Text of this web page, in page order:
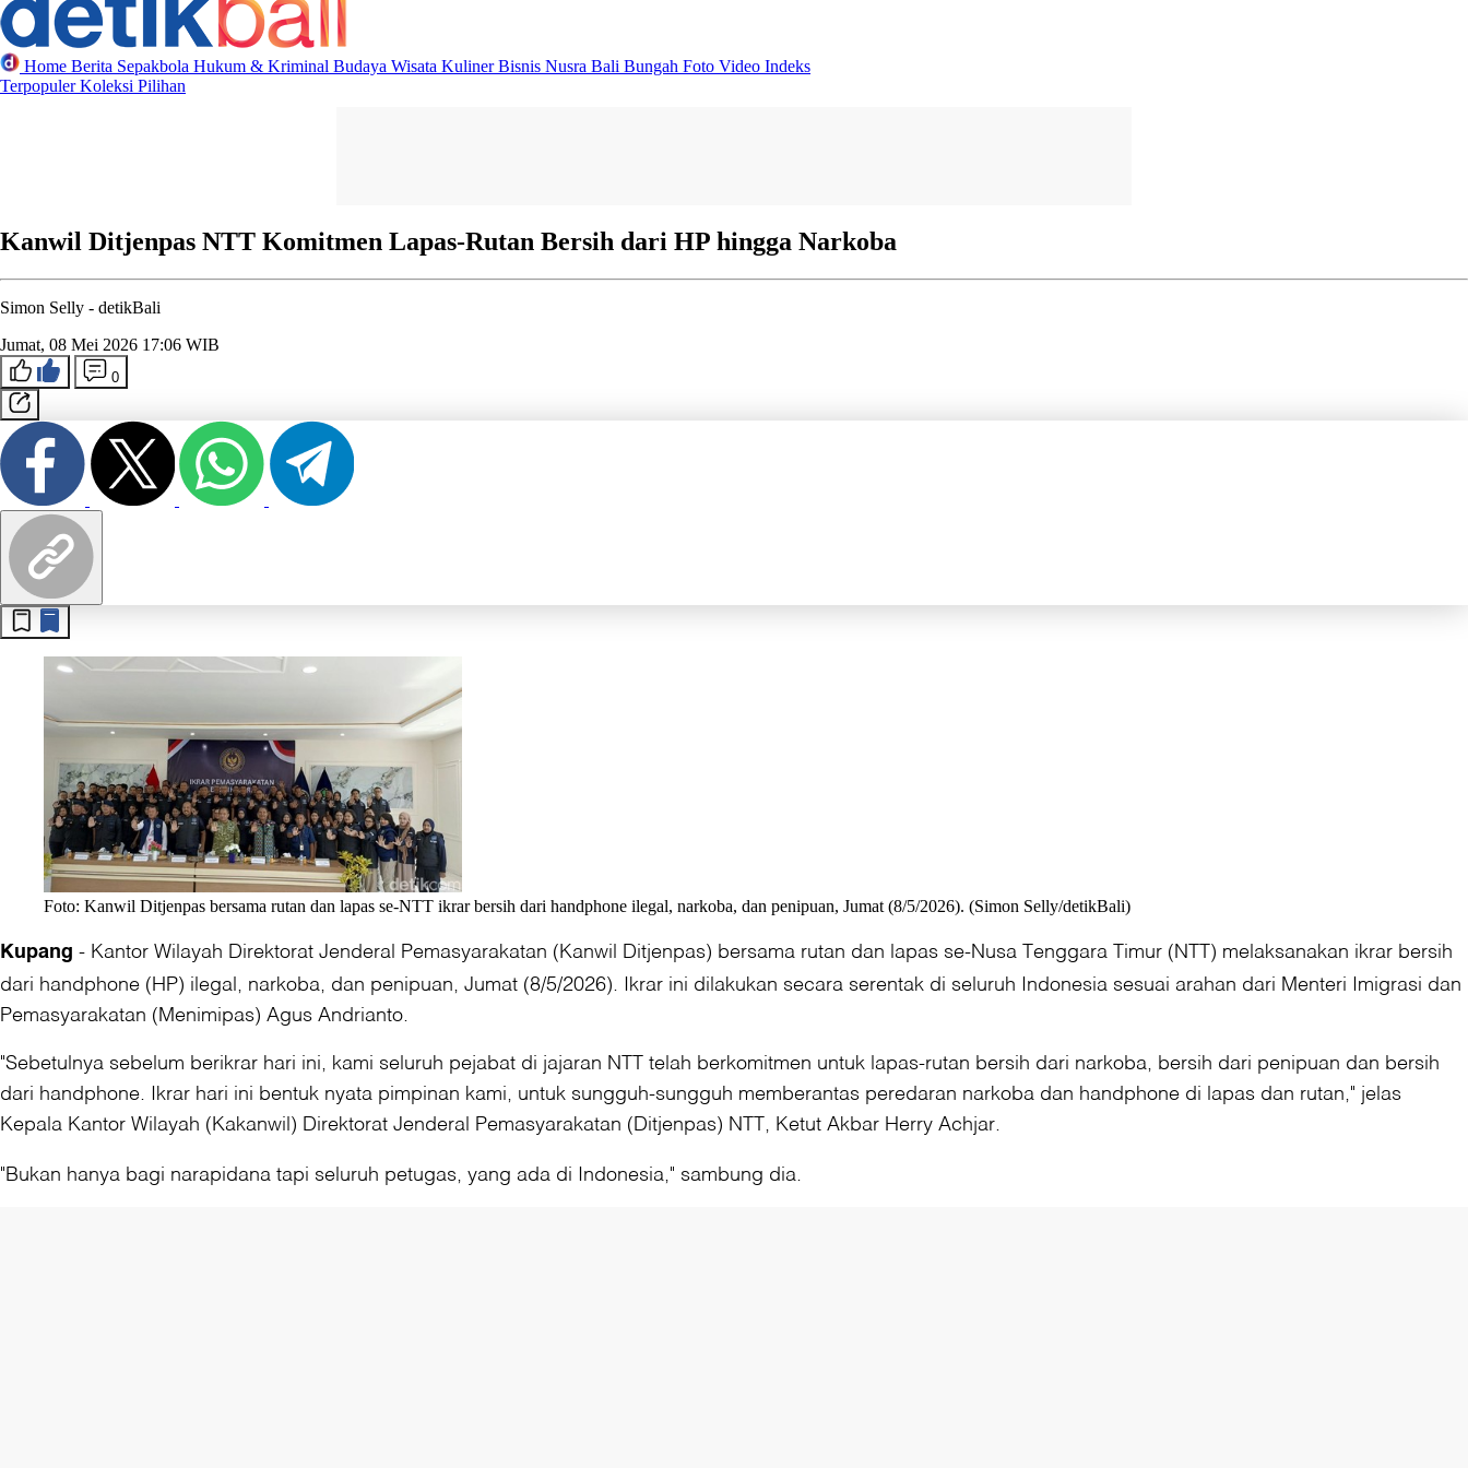
Home Berita Sepakbola Hukum & Kriminal Budaya Wisata KulinerBisnis Nusra Bali Bungah Foto Video Indeks
TerpopulerKoleksi Pilihan
Kanwil Ditjenpas NTT Komitmen Lapas-Rutan Bersih dari HP hingga Narkoba
Simon Selly - detikBali
Jumat, 08 Mei 2026 17:06 WIB
0
Foto: Kanwil Ditjenpas bersama rutan dan lapas se-NTT ikrar bersih dari handphone ilegal, narkoba, dan penipuan, Jumat (8/5/2026). (Simon Selly/detikBali)
Kupang - Kantor Wilayah Direktorat Jenderal Pemasyarakatan (Kanwil Ditjenpas) bersama rutan dan lapas se-Nusa Tenggara Timur (NTT) melaksanakan ikrar bersih
dari handphone (HP) ilegal, narkoba, dan penipuan, Jumat (8/5/2026). Ikrar ini dilakukan secara serentak di seluruh Indonesia sesuai arahan dari Menteri Imigrasi dan
Pemasyarakatan (Menimipas) Agus Andrianto.
"Sebetulnya sebelum berikrar hari ini, kami seluruh pejabat di jajaran NTT telah berkomitmen untuk lapas-rutan bersih dari narkoba, bersih dari penipuan dan bersih
dari handphone. Ikrar hari ini bentuk nyata pimpinan kami, untuk sungguh-sungguh memberantas peredaran narkoba dan handphone di lapas dan rutan," jelas
Kepala Kantor Wilayah (Kakanwil) Direktorat Jenderal Pemasyarakatan (Ditjenpas) NTT, Ketut Akbar Herry Achjar.
"Bukan hanya bagi narapidana tapi seluruh petugas, yang ada di Indonesia," sambung dia.